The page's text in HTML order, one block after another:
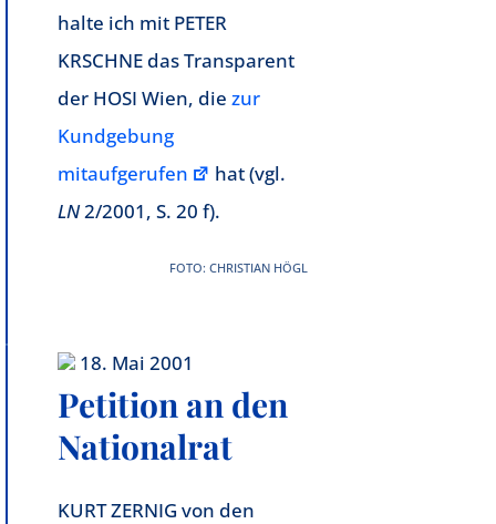
halte ich mit PETER
KRSCHNE das Transparent
der HOSI Wien, die zur
Kundgebung
mitaufgerufen
hat (vgl.
LN2/2001, S. 20 f).
FOTO: CHRISTIAN HÖGL
18. Mai 2001
Petition an den
Nationalrat
KURT ZERNIG von den